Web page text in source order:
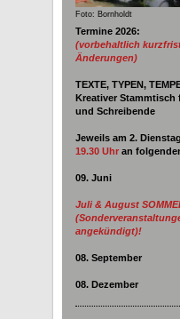
Foto: Bornholdt
Termine 2026:
(vorbehaltlich
Änderungen)
TEXTE, TYPEN,
Kreativer Stammtisch
und Schreibende
Jeweils am 2.
19.30 Uhr an
09. Juni
Juli & August
angekündigt)!
08. September
08. Dezember